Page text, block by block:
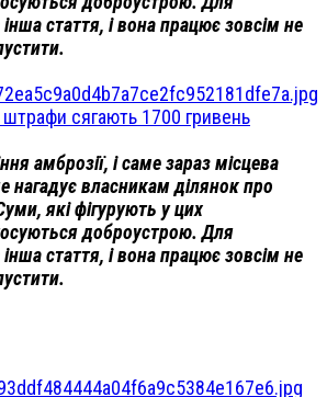
інша стаття, і вона працює зовсім не
штрафи сягають 1700 гривень
амброзії, і саме зараз місцева
нагадує власникам ділянок про
які фігурують у цих
доброустрою. Для
інша стаття, і вона працює зовсім не